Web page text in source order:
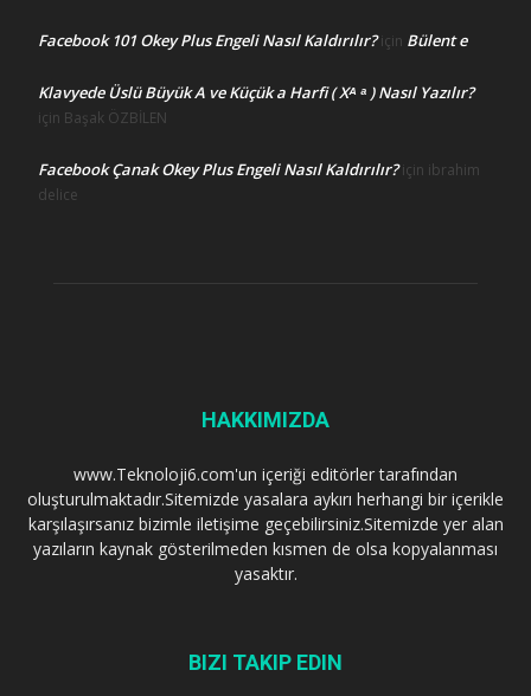
Facebook 101 Okey Plus Engeli Nasıl Kaldırılır?için Bülent e
Klavyede Üslü Büyük A ve Küçük a Harfi ( Xᴬ ᵃ ) Nasıl Yazılır?
için Başak ÖZBİLEN
Facebook Çanak Okey Plus Engeli Nasıl Kaldırılır?için ibrahim
delice
HAKKIMIZDA
www.Teknoloji6.com'un içeriği editörler tarafından
oluşturulmaktadır.Sitemizde yasalara aykırı herhangi bir içerikle
karşılaşırsanız bizimle iletişime geçebilirsiniz.Sitemizde yer alan
yazıların kaynak gösterilmeden kısmen de olsa kopyalanması
yasaktır.
BIZI TAKIP EDIN